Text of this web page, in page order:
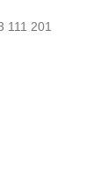
111 201